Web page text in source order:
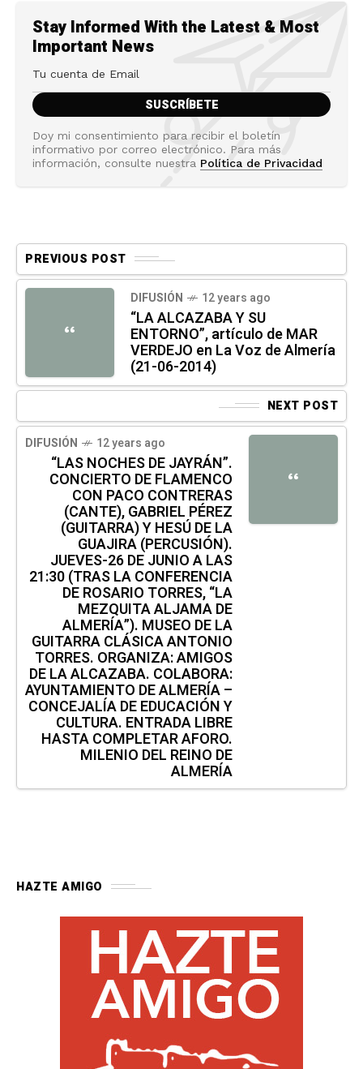
Stay Informed With the Latest & Most
Important News
Doy mi consentimiento para recibir el boletín
informativo por correo electrónico. Para más
información, consulte nuestra Política de Privacidad
PREVIOUS POST
“
DIFUSIÓN 12 years ago
“LA ALCAZABA Y SU
ENTORNO”, artículo de MAR
VERDEJO en La Voz de Almería
(21-06-2014)
NEXT POST
“
DIFUSIÓN 12 years ago
“LAS NOCHES DE JAYRÁN”.
CONCIERTO DE FLAMENCO
CON PACO CONTRERAS
(CANTE), GABRIEL PÉREZ
(GUITARRA) Y HESÚ DE LA
GUAJIRA (PERCUSIÓN).
JUEVES-26 DE JUNIO A LAS
21:30 (TRAS LA CONFERENCIA
DE ROSARIO TORRES, “LA
MEZQUITA ALJAMA DE
ALMERÍA”). MUSEO DE LA
GUITARRA CLÁSICA ANTONIO
TORRES. ORGANIZA: AMIGOS
DE LA ALCAZABA. COLABORA:
AYUNTAMIENTO DE ALMERÍA –
CONCEJALÍA DE EDUCACIÓN Y
CULTURA. ENTRADA LIBRE
HASTA COMPLETAR AFORO.
MILENIO DEL REINO DE
ALMERÍA
HAZTE AMIGO